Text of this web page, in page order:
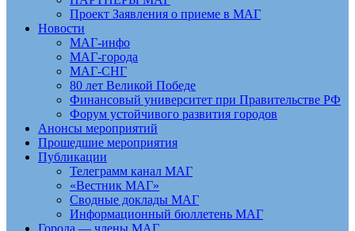
Проект Заявления о приеме в МАГ
Новости
МАГ-инфо
МАГ-города
МАГ-СНГ
80 лет Великой Победе
Финансовый университет при Правительстве РФ
Форум устойчивого развития городов
Анонсы мероприятий
Прошедшие мероприятия
Публикации
Телеграмм канал МАГ
«Вестник МАГ»
Сводные доклады МАГ
Информационный бюллетень МАГ
Города — члены МАГ